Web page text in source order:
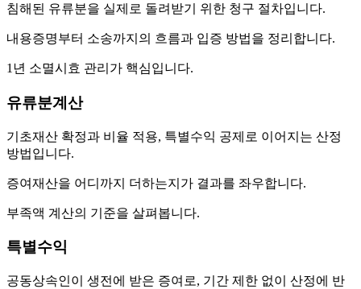
침해된 유류분을 실제로 돌려받기 위한 청구 절차입니다.
내용증명부터 소송까지의 흐름과 입증 방법을 정리합니다.
1년 소멸시효 관리가 핵심입니다.
유류분계산
기초재산 확정과 비율 적용, 특별수익 공제로 이어지는 산정
방법입니다.
증여재산을 어디까지 더하는지가 결과를 좌우합니다.
부족액 계산의 기준을 살펴봅니다.
특별수익
공동상속인이 생전에 받은 증여로, 기간 제한 없이 산정에 반